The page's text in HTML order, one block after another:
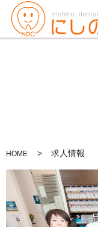
HOME 求人情報